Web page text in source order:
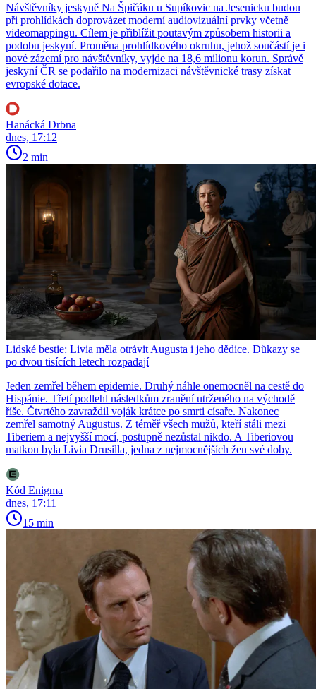
Návštěvníky jeskyně Na Špičáku u Supíkovic na Jesenicku budou
při prohlídkách doprovázet moderní audiovizuální prvky včetně
videomappingu. Cílem je přiblížit poutavým způsobem historii a
podobu jeskyní. Proměna prohlídkového okruhu, jehož součástí je i
nové zázemí pro návštěvníky, vyjde na 18,6 milionu korun. Správě
jeskyní ČR se podařilo na modernizaci návštěvnické trasy získat
evropské dotace.
Hanácká Drbna
dnes, 17:12
2 min
Lidské bestie: Livia měla otrávit Augusta i jeho dědice. Důkazy se
po dvou tisících letech rozpadají
Jeden zemřel během epidemie. Druhý náhle onemocněl na cestě do
Hispánie. Třetí podlehl následkům zranění utrženého na východě
říše. Čtvrtého zavraždil voják krátce po smrti císaře. Nakonec
zemřel samotný Augustus. Z téměř všech mužů, kteří stáli mezi
Tiberiem a nejvyšší mocí, postupně nezůstal nikdo. A Tiberiovou
matkou byla Livia Drusilla, jedna z nejmocnějších žen své doby.
Kód Enigma
dnes, 17:11
15 min